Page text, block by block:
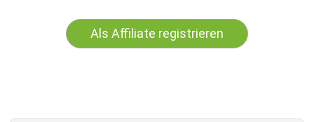
Als Affiliate registrieren